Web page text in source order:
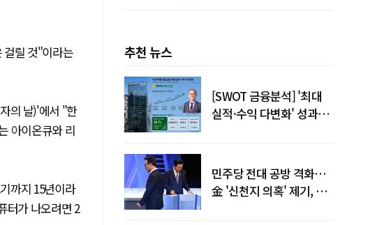
걸릴 것"이라는
의 날)'에서 "한
아이온큐와 리
까지 15년이라
터가 나오려면 2
추천 뉴스
[SWOT 금융분석] '최대
실적·수익 다변화' 성과…
민주당 전대 공방 격화…
金 '신천지 의혹' 제기, 鄭